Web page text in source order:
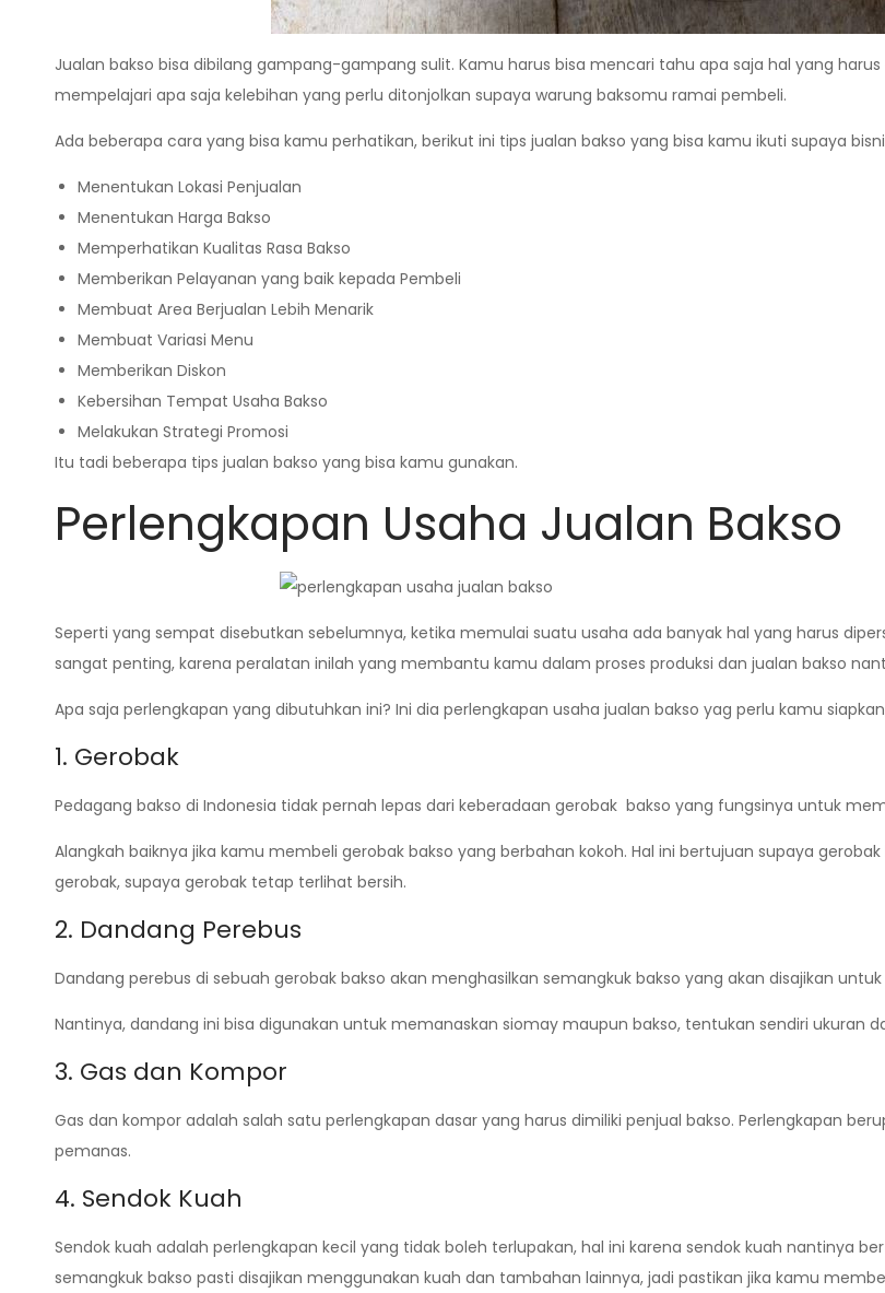
Jualan bakso bisa dibilang gampang-gampang sulit. Kamu harus bisa mencari tahu apa saja hal yang
mempelajari apa saja kelebihan yang perlu ditonjolkan supaya warung baksomu ramai pembeli.
Ada beberapa cara yang bisa kamu perhatikan, berikut ini tips jualan bakso yang bisa kamu ikuti supaya
Menentukan Lokasi Penjualan
Menentukan Harga Bakso
Memperhatikan Kualitas Rasa Bakso
Memberikan Pelayanan yang baik kepada Pembeli
Membuat Area Berjualan Lebih Menarik
Membuat Variasi Menu
Memberikan Diskon
Kebersihan Tempat Usaha Bakso
Melakukan Strategi Promosi
Itu tadi beberapa tips jualan bakso yang bisa kamu gunakan.
Perlengkapan Usaha Jualan Bakso
Seperti yang sempat disebutkan sebelumnya, ketika memulai suatu usaha ada banyak hal yang harus
sangat penting, karena peralatan inilah yang membantu kamu dalam proses produksi dan jualan bakso
Apa saja perlengkapan yang dibutuhkan ini? Ini dia perlengkapan usaha jualan bakso yag perlu kamu
1. Gerobak
Pedagang bakso di Indonesia tidak pernah lepas dari keberadaan gerobak bakso yang fungsinya untuk
Alangkah baiknya jika kamu membeli gerobak bakso yang berbahan kokoh. Hal ini bertujuan supaya
gerobak, supaya gerobak tetap terlihat bersih.
2. Dandang Perebus
Dandang perebus di sebuah gerobak bakso akan menghasilkan semangkuk bakso yang akan disajikan untuk
Nantinya, dandang ini bisa digunakan untuk memanaskan siomay maupun bakso, tentukan sendiri ukuran
3. Gas dan Kompor
Gas dan kompor adalah salah satu perlengkapan dasar yang harus dimiliki penjual bakso. Perlengkapan
pemanas.
4. Sendok Kuah
Sendok kuah adalah perlengkapan kecil yang tidak boleh terlupakan, hal ini karena sendok kuah nantinya
semangkuk bakso pasti disajikan menggunakan kuah dan tambahan lainnya, jadi pastikan jika kamu